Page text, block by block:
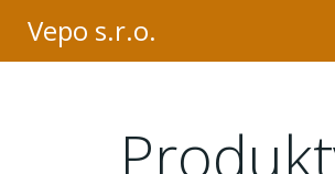
content
Vepo s.r.o.